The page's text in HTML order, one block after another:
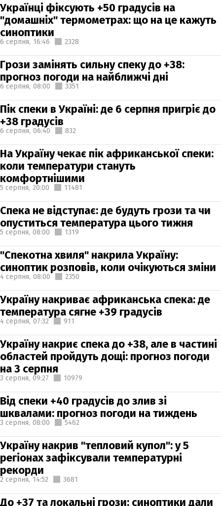
Українці фіксують +50 градусів на
"домашніх" термометрах: що на це кажуть
синоптики
6 серпня, 16:46 2328
Грози замінять сильну спеку до +38:
прогноз погоди на найближчі дні
6 серпня, 08:00 3351
Пік спеки в Україні: де 6 серпня пригріє до
+38 градусів
6 серпня, 06:40 832
На Україну чекає пік африканської спеки:
коли температури стануть
комфортнішими
5 серпня, 20:00 11481
Спека не відступає: де будуть грози та чи
опуститься температура цього тижня
5 серпня, 08:00 1319
"Спекотна хвиля" накрила Україну:
синоптик розповів, коли очікуються зміни
4 серпня, 08:00 2350
Україну накриває африканська спека: де
температура сягне +39 градусів
4 серпня, 07:32 911
Україну накриє спека до +38, але в частині
областей пройдуть дощі: прогноз погоди
на 3 серпня
3 серпня, 09:27 10979
Від спеки +40 градусів до злив зі
шквалами: прогноз погоди на тиждень
3 серпня, 08:00 5462
Україну накрив "тепловий купол": у 5
регіонах зафіксували температурні
рекорди
2 серпня, 14:52 3681
До +37 та локальні грози: синоптики дали